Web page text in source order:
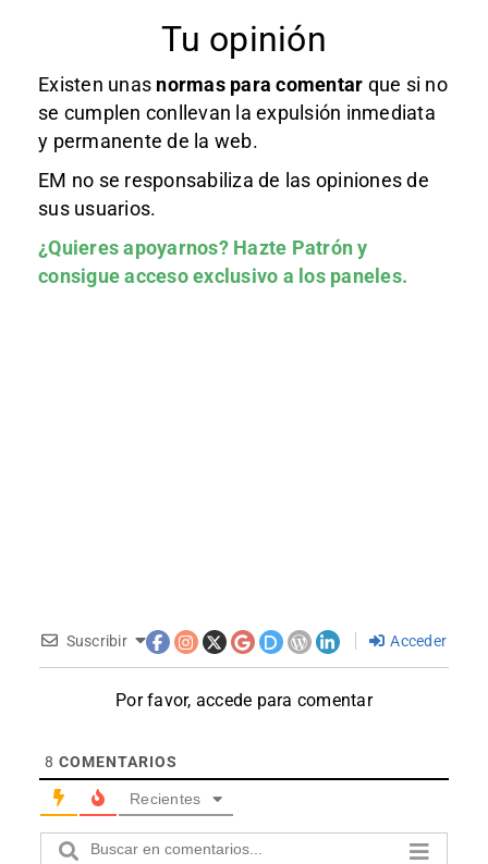
Tu opinión
Existen unas normas para comentar que si no
se cumplen conllevan la expulsión inmediata
y permanente de la web.
EM no se responsabiliza de las opiniones de
sus usuarios.
¿Quieres apoyarnos? Hazte Patróny
consigue acceso exclusivo a los paneles.
Suscribir Acceder
Por favor, accede para comentar
8 COMENTARIOS
Recientes